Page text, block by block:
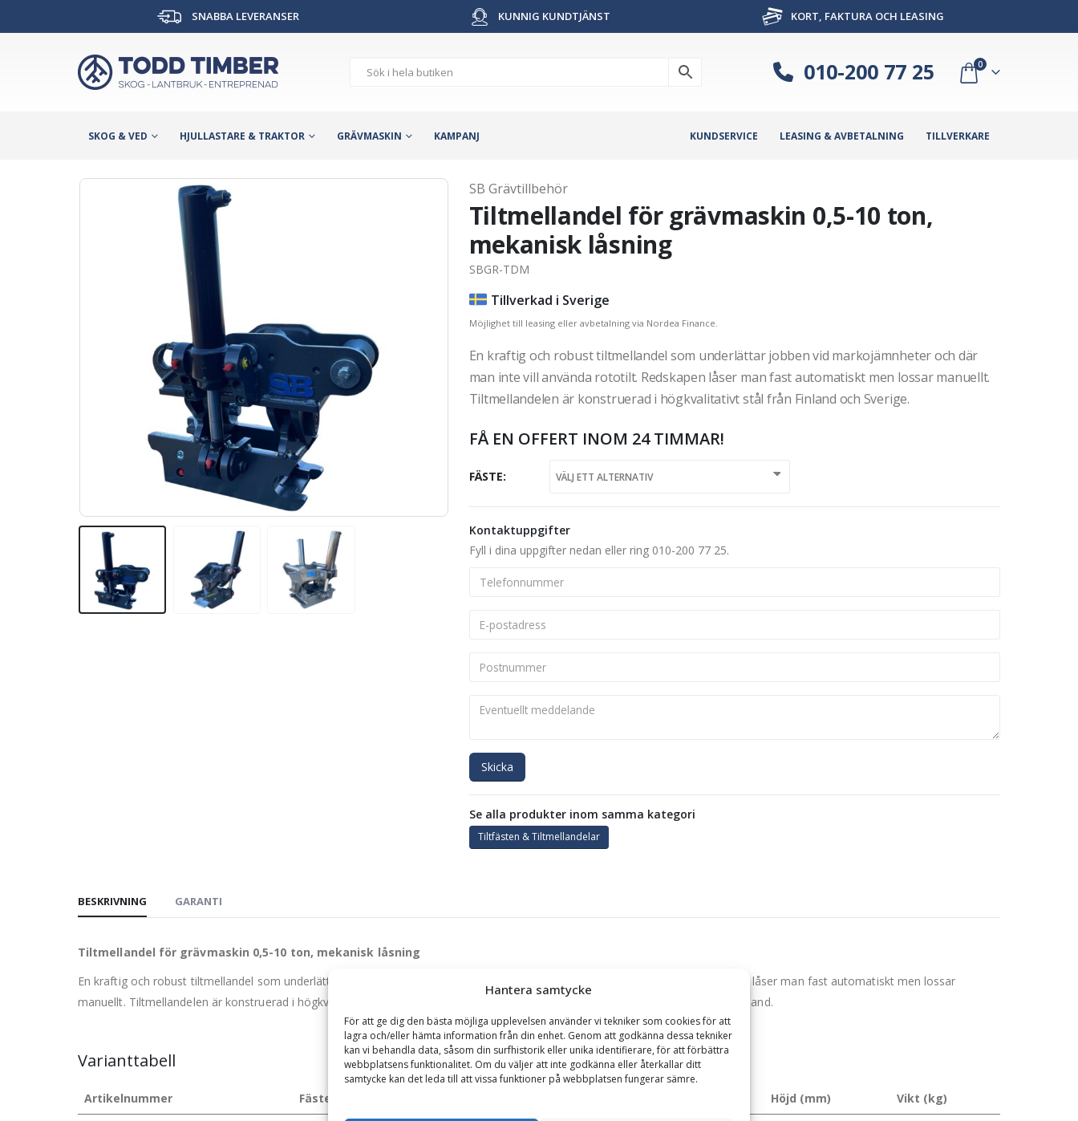
Hantera samtycke
För att ge dig den bästa möjliga upplevelsen använder vi tekniker som cookies för att
lagra och/eller hämta information från din enhet. Genom att godkänna dessa tekniker
kan vi behandla data, såsom din surfhistorik eller unika identifierare, för att förbättra
webbplatsens funktionalitet. Om du väljer att inte godkänna eller återkallar ditt
samtycke kan det leda till att vissa funktioner på webbplatsen fungerar sämre.
SNABBA LEVERANSER KUNNIG KUNDTJÄNST KORT, FAKTURA OCH LEASING
010-200 77 25 0
SKOG & VED HJULLASTARE & TRAKTOR GRÄVMASKIN KAMPANJ KUNDSERVICE LEASING & AVBETALNING TILLVERKARE
SB Grävtillbehör
Tiltmellandel för grävmaskin 0,5-10 ton,
mekanisk låsning
SBGR-TDM
Tillverkad i Sverige
Möjlighet till leasing eller avbetalning via Nordea Finance.
En kraftig och robust tiltmellandel som underlättar jobben vid markojämnheter och där
man inte vill använda rototilt. Redskapen låser man fast automatiskt men lossar manuellt.
Tiltmellandelen är konstruerad i högkvalitativt stål från Finland och Sverige.
FÅ EN OFFERT INOM 24 TIMMAR!
FÄSTE
Kontaktuppgifter
Fyll i dina uppgifter nedan eller ring 010-200 77 25.
Skicka
Se alla produkter inom samma kategori
Tiltfästen & Tiltmellandelar
BESKRIVNING GARANTI
Tiltmellandel för grävmaskin 0,5-10 ton, mekanisk låsning
En kraftig och robust tiltmellandel som underlättar jobben vid markojämnheter och där man inte vill använda rototilt. Redskapen låser man fast automatiskt men lossar
manuellt. Tiltmellandelen är konstruerad i högkvalitativt stål från Finland och Sverige. Tillverkningen sker i Lidköping, Västra Götaland.
Varianttabell
Artikelnummer Fäste Höjd (mm) Vikt (kg)